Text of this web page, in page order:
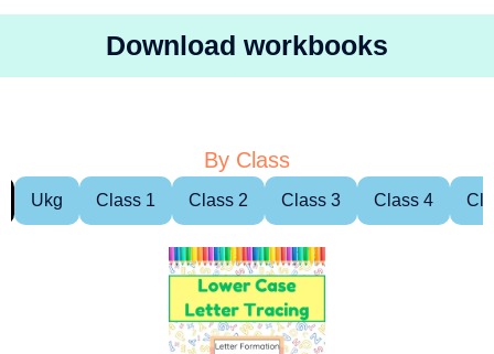
Download workbooks
By Class
Ukg Class 1 Class 2 Class 3 Class 4